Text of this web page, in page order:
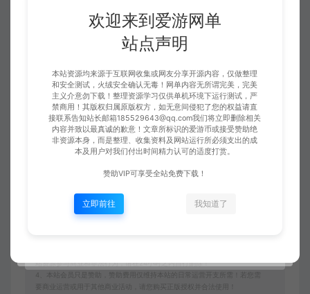
免责申明
请仔细阅读本站免责申明，如不遵守，或无法接受，请勿访问或使用本网
间！介意勿赞助！
1、爱游网单所有网单资源来源于网络，仅供学习交流之用。切勿用于商业
站资源参与商业和非法行为，请在24小时之内自行删除！
4、本站会员只是赞助，赞助费用仅维持本站的日常运营开支所需！若您需
要商业运营或用于其他商业活动，请您购买正版授权并合法使用！
欢迎来到爱游网单
站点声明
本站资源均来源于互联网收集或网友分享开源内容，仅做整理
和安全测试，火绒安全确认无毒！网单内容无所谓完美，完美
主义介意勿下载！整理资源学习仅供单机环境下运行测试，严
禁商用！其版权归属原版权方，如无意间侵犯了您的权益请直
接联系告知站长邮箱185529643@qq.com我们将立即删除相关
内容并致以最真诚的歉意！文章所标识的爱游币或接受赞助绝
非资源本身，而是整理、收集资料及网站运行所必须支出的成
本及用户对我们付出时间精力认可的适度打赏。
赞助VIP可享受全站免费下载！
立即前往 我知道了